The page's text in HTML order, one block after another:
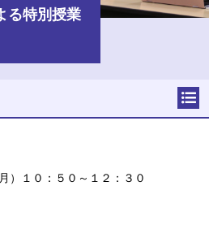
る特別授業
）１０：５０～１２：３０